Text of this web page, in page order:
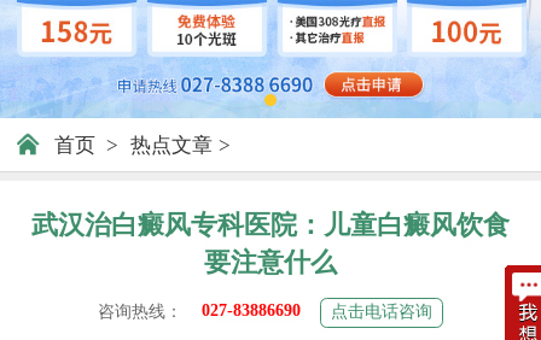
首页 > 热点文章 >
武汉治白癜风专科医院：儿童白癜风饮食
要注意什么
咨询热线： 027-83886690 点击电话咨询